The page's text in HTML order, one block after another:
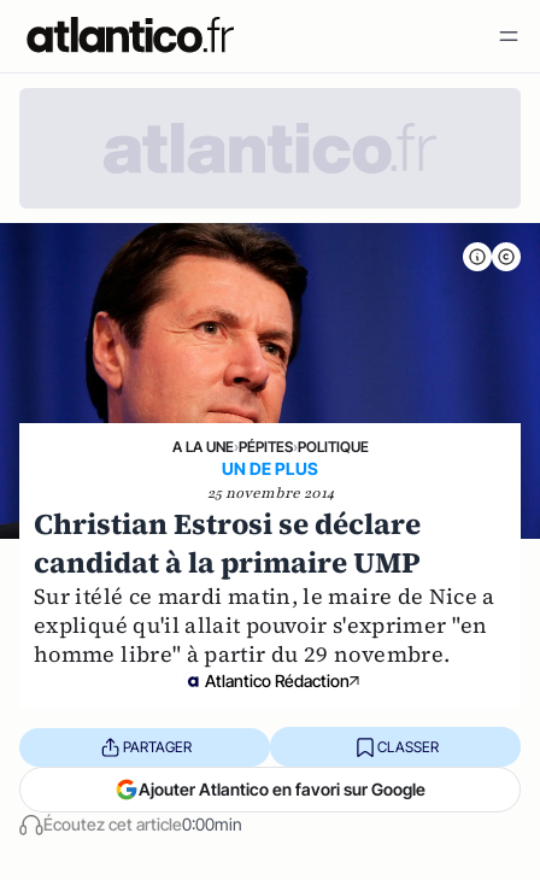
A LA UNE›PÉPITES›POLITIQUE
UN DE PLUS
25 novembre 2014
Christian Estrosi se déclare
candidat à la primaire UMP
Sur itélé ce mardi matin, le maire de Nice a
expliqué qu'il allait pouvoir s'exprimer "en
homme libre" à partir du 29 novembre.
Atlantico Rédaction
Écoutez cet article0:00min
PARTAGER CLASSER
Ajouter Atlantico en favori sur Google